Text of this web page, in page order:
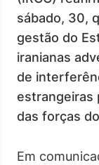
sábado, 30,
gestão do
iranianas
de
estrangeiras
das forças
Em